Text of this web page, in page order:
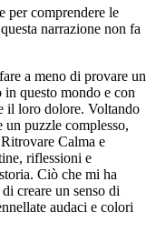
per comprendere le
narrazione non fa
a meno di provare un
questo mondo e con
il loro dolore. Voltando
un puzzle complesso,
Calma e
riflessioni e
Ciò che mi ha
creare un senso di
audaci e colori